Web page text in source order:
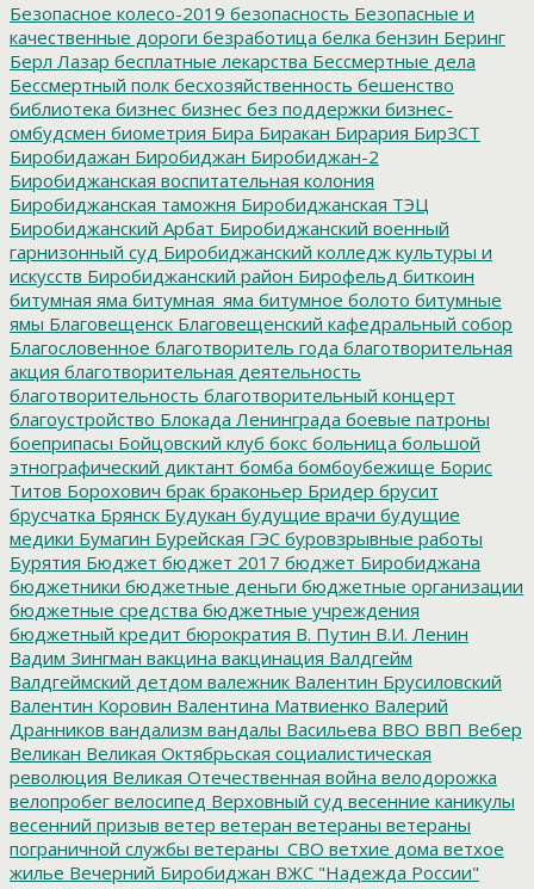
Безопасное колесо-2019 безопасность Безопасные и
качественные дороги безработица белка бензин Беринг
Берл Лазар бесплатные лекарства Бессмертные дела
Бессмертный полк бесхозяйственность бешенство
библиотека бизнес бизнес без поддержки бизнес-
омбудсмен биометрия Бира Биракан Бирария БирЗСТ
Биробидажан Биробиджан Биробиджан-2
Биробиджанская воспитательная колония
Биробиджанская таможня Биробиджанская ТЭЦ
Биробиджанский Арбат Биробиджанский военный
гарнизонный суд Биробиджанский колледж культуры и
искусств Биробиджанский район Бирофельд биткоин
битумная яма битумная_яма битумное болото битумные
ямы Благовещенск Благовещенский кафедральный собор
Благословенное благотворитель года благотворительная
акция благотворительная деятельность
благотворительность благотворительный концерт
благоустройство Блокада Ленинграда боевые патроны
боеприпасы Бойцовский клуб бокс больница большой
этнографический диктант бомба бомбоубежище Борис
Титов Борохович брак браконьер Бридер брусит
брусчатка Брянск Будукан будущие врачи будущие
медики Бумагин Бурейская ГЭС буровзрывные работы
Бурятия Бюджет бюджет 2017 бюджет Биробиджана
бюджетники бюджетные деньги бюджетные организации
бюджетные средства бюджетные учреждения
бюджетный кредит бюрократия В. Путин В.И. Ленин
Вадим Зингман вакцина вакцинация Валдгейм
Валдгеймский детдом валежник Валентин Брусиловский
Валентин Коровин Валентина Матвиенко Валерий
Дранников вандализм вандалы Васильева ВВО ВВП Вебер
Великан Великая Октябрьская социалистическая
революция Великая Отечественная война велодорожка
велопробег велосипед Верховный суд весенние каникулы
весенний призыв ветер ветеран ветераны ветераны
пограничной службы ветераны_СВО ветхие дома ветхое
жилье Вечерний Биробиджан ВЖС "Надежда России"